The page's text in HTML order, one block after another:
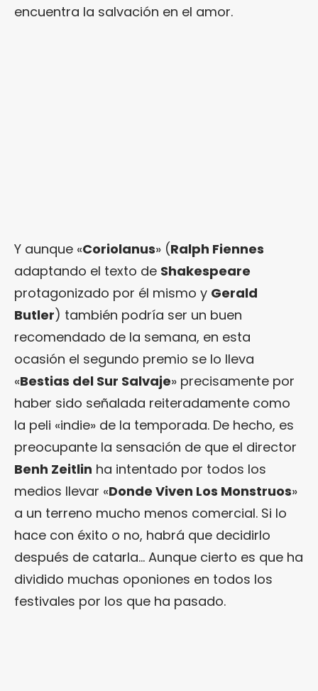
encuentra la salvación en el amor.
Y aunque «Coriolanus» (Ralph Fiennes
adaptando el texto de Shakespeare
protagonizado por él mismo y Gerald
Butler) también podría ser un buen
recomendado de la semana, en esta
ocasión el segundo premio se lo lleva
«Bestias del Sur Salvaje» precisamente por
haber sido señalada reiteradamente como
la peli «indie» de la temporada. De hecho, es
preocupante la sensación de que el director
Benh Zeitlin ha intentado por todos los
medios llevar «Donde Viven Los Monstruos»
a un terreno mucho menos comercial. Si lo
hace con éxito o no, habrá que decidirlo
después de catarla… Aunque cierto es que ha
dividido muchas oponiones en todos los
festivales por los que ha pasado.